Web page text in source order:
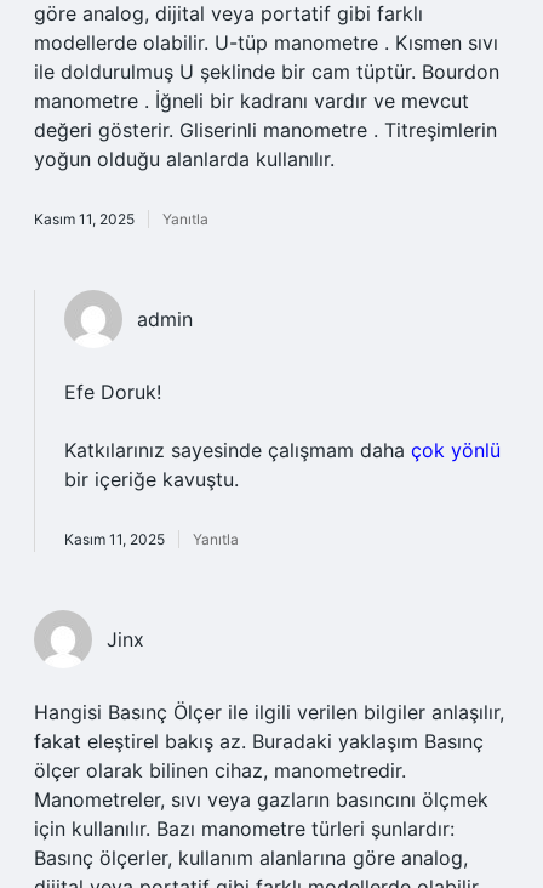
göre analog, dijital veya portatif gibi farklı
modellerde olabilir. U-tüp manometre . Kısmen sıvı
ile doldurulmuş U şeklinde bir cam tüptür. Bourdon
manometre . İğneli bir kadranı vardır ve mevcut
değeri gösterir. Gliserinli manometre . Titreşimlerin
yoğun olduğu alanlarda kullanılır.
Kasım 11, 2025 Yanıtla
admin
Efe Doruk!
Katkılarınız sayesinde çalışmam daha çok yönlü
bir içeriğe kavuştu.
Kasım 11, 2025 Yanıtla
Jinx
Hangisi Basınç Ölçer ile ilgili verilen bilgiler anlaşılır,
fakat eleştirel bakış az. Buradaki yaklaşım Basınç
ölçer olarak bilinen cihaz, manometredir.
Manometreler, sıvı veya gazların basıncını ölçmek
için kullanılır. Bazı manometre türleri şunlardır:
Basınç ölçerler, kullanım alanlarına göre analog,